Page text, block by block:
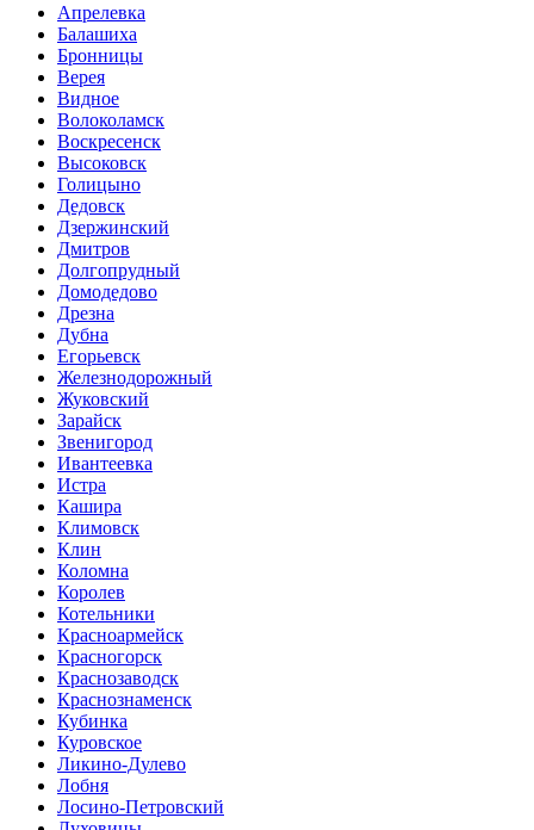
Апрелевка
Балашиха
Бронницы
Верея
Видное
Волоколамск
Воскресенск
Высоковск
Голицыно
Дедовск
Дзержинский
Дмитров
Долгопрудный
Домодедово
Дрезна
Дубна
Егорьевск
Железнодорожный
Жуковский
Зарайск
Звенигород
Ивантеевка
Истра
Кашира
Климовск
Клин
Коломна
Королев
Котельники
Красноармейск
Красногорск
Краснозаводск
Краснознаменск
Кубинка
Куровское
Ликино-Дулево
Лобня
Лосино-Петровский